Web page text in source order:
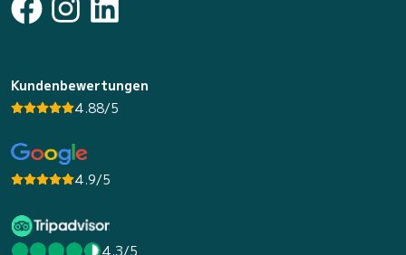
Kundenbewertungen
4.88/5
4.9/5
4.3/5